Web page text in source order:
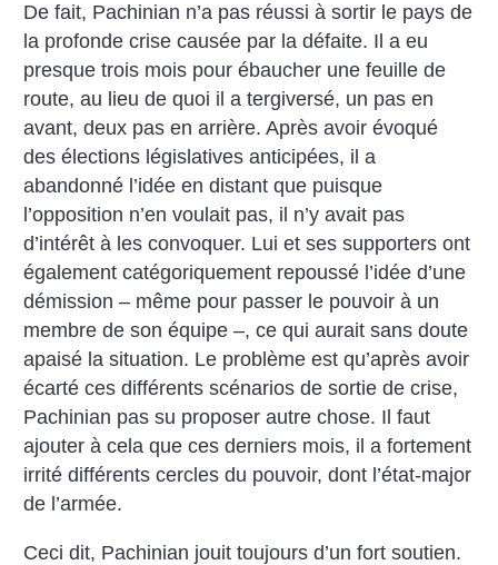
De fait, Pachinian n’a pas réussi à sortir le pays de
la profonde crise causée par la défaite. Il a eu
presque trois mois pour ébaucher une feuille de
route, au lieu de quoi il a tergiversé, un pas en
avant, deux pas en arrière. Après avoir évoqué
des élections législatives anticipées, il a
abandonné l’idée en distant que puisque
l’opposition n’en voulait pas, il n’y avait pas
d’intérêt à les convoquer. Lui et ses supporters ont
également catégoriquement repoussé l’idée d’une
démission – même pour passer le pouvoir à un
membre de son équipe –, ce qui aurait sans doute
apaisé la situation. Le problème est qu’après avoir
écarté ces différents scénarios de sortie de crise,
Pachinian pas su proposer autre chose. Il faut
ajouter à cela que ces derniers mois, il a fortement
irrité différents cercles du pouvoir, dont l’état-major
de l’armée.
Ceci dit, Pachinian jouit toujours d’un fort soutien.